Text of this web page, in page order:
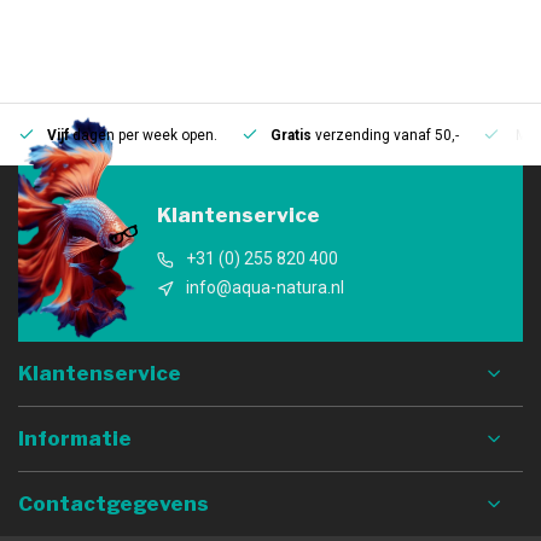
Vijfdagen per week open. Gratis verzending vanaf 50,-
Klantenservice
+31 (0) 255 820 400
info@aqua-natura.nl
Klantenservice
Informatie
Contactgegevens